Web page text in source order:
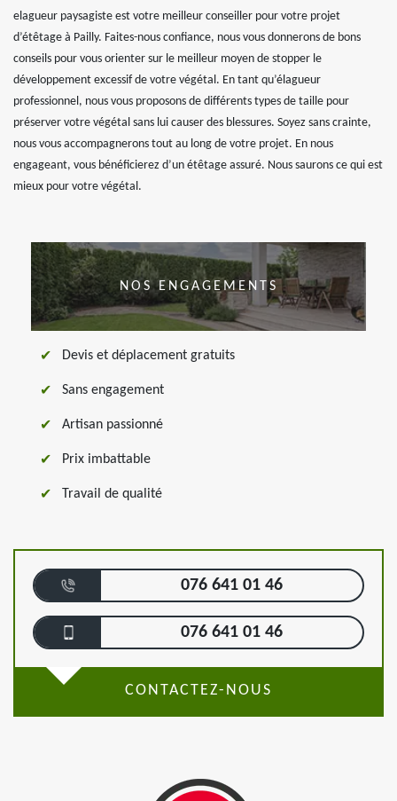
elagueur paysagiste est votre meilleur conseiller pour votre projet
d’étêtage à Pailly. Faites-nous confiance, nous vous donnerons de bons
conseils pour vous orienter sur le meilleur moyen de stopper le
développement excessif de votre végétal. En tant qu’élagueur
professionnel, nous vous proposons de différents types de taille pour
préserver votre végétal sans lui causer des blessures. Soyez sans crainte,
nous vous accompagnerons tout au long de votre projet. En nous
engageant, vous bénéficierez d’un étêtage assuré. Nous saurons ce qui est
mieux pour votre végétal.
NOS ENGAGEMENTS
Devis et déplacement gratuits
Sans engagement
Artisan passionné
Prix imbattable
Travail de qualité
076 641 01 46
076 641 01 46
CONTACTEZ-NOUS